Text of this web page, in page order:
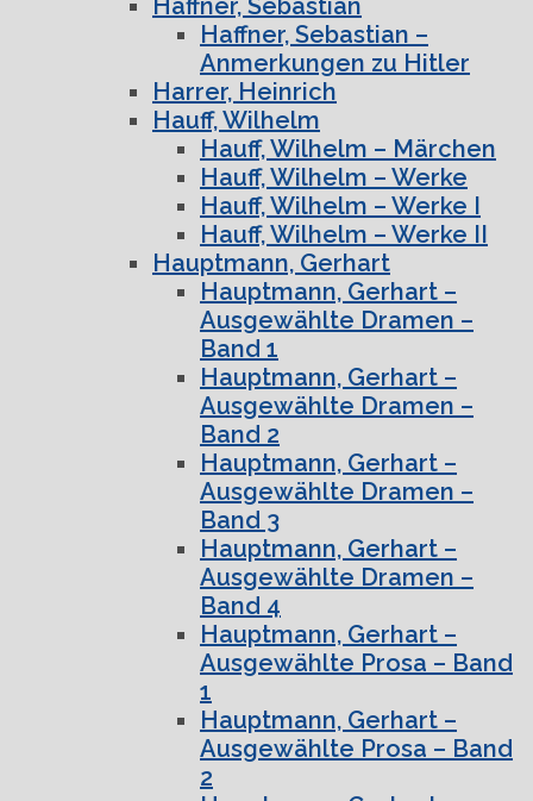
Haffner, Sebastian
Haffner, Sebastian –
Anmerkungen zu Hitler
Harrer, Heinrich
Hauff, Wilhelm
Hauff, Wilhelm – Märchen
Hauff, Wilhelm – Werke
Hauff, Wilhelm – Werke I
Hauff, Wilhelm – Werke II
Hauptmann, Gerhart
Hauptmann, Gerhart –
Ausgewählte Dramen –
Band 1
Hauptmann, Gerhart –
Ausgewählte Dramen –
Band 2
Hauptmann, Gerhart –
Ausgewählte Dramen –
Band 3
Hauptmann, Gerhart –
Ausgewählte Dramen –
Band 4
Hauptmann, Gerhart –
Ausgewählte Prosa – Band
1
Hauptmann, Gerhart –
Ausgewählte Prosa – Band
2